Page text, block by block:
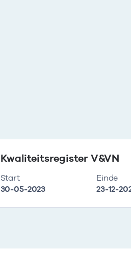
Kwaliteitsregister V&VN
Start
30-05-2023
Einde
23-12-